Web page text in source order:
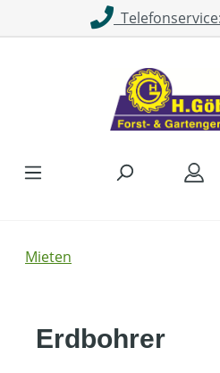
Zum Hauptinhalt springen
Mieten
Erdbohrer